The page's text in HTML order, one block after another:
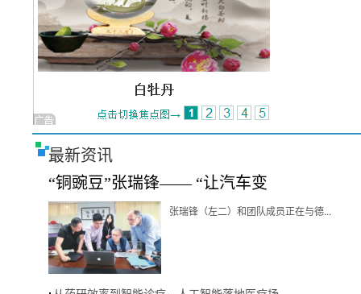
最新资讯
“铜豌豆”张瑞锋—— “让汽车变
张瑞锋（左二）和团队成员正在与德...